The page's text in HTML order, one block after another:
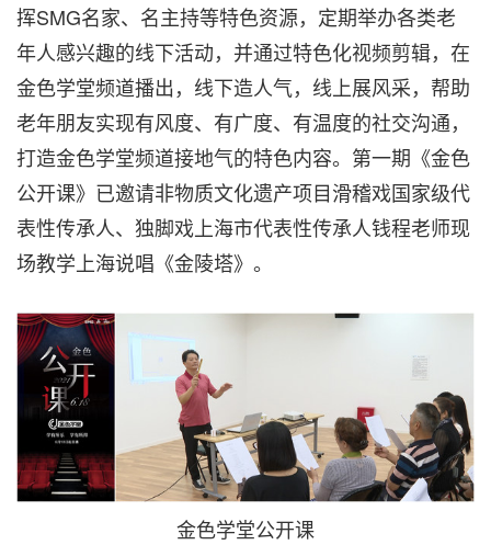
挥SMG名家、名主持等特色资源，定期举办各类老
年人感兴趣的线下活动，并通过特色化视频剪辑，在
金色学堂频道播出，线下造人气，线上展风采，帮助
老年朋友实现有风度、有广度、有温度的社交沟通，
打造金色学堂频道接地气的特色内容。第一期《金色
公开课》已邀请非物质文化遗产项目滑稽戏国家级代
表性传承人、独脚戏上海市代表性传承人钱程老师现
场教学上海说唱《金陵塔》。
金色学堂公开课